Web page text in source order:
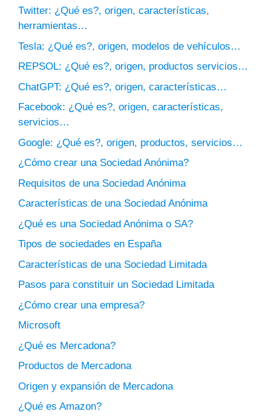
Twitter: ¿Qué es?, origen, características,
herramientas…
Tesla: ¿Qué es?, origen, modelos de vehículos…
REPSOL: ¿Qué es?, origen, productos servicios…
ChatGPT: ¿Qué es?, origen, características…
Facebook: ¿Qué es?, origen, características,
servicios…
Google: ¿Qué es?, origen, productos, servicios…
¿Cómo crear una Sociedad Anónima?
Requisitos de una Sociedad Anónima
Características de una Sociedad Anónima
¿Qué es una Sociedad Anónima o SA?
Tipos de sociedades en España
Características de una Sociedad Limitada
Pasos para constituir un Sociedad Limitada
¿Cómo crear una empresa?
Microsoft
¿Qué es Mercadona?
Productos de Mercadona
Origen y expansión de Mercadona
¿Qué es Amazon?